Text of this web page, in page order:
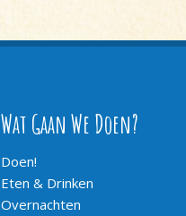
Wat Gaan We Doen?
Doen!
Eten & Drinken
Overnachten